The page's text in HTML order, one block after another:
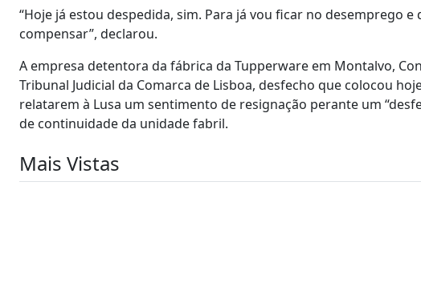
“Hoje já estou despedida, sim. Para já vou ficar no desemprego
compensar”, declarou.
A empresa detentora da fábrica da Tupperware em Montalvo,
Tribunal Judicial da Comarca de Lisboa, desfecho que colocou
relatarem à Lusa um sentimento de resignação perante um
de continuidade da unidade fabril.
Mais Vistas